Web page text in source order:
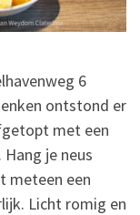
6
ontstond er
met een
je neus
meteen een
Licht romig en